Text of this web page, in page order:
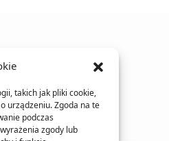
takich jak pliki cookie,
urządzeniu. Zgoda na te
podczas
zgody lub